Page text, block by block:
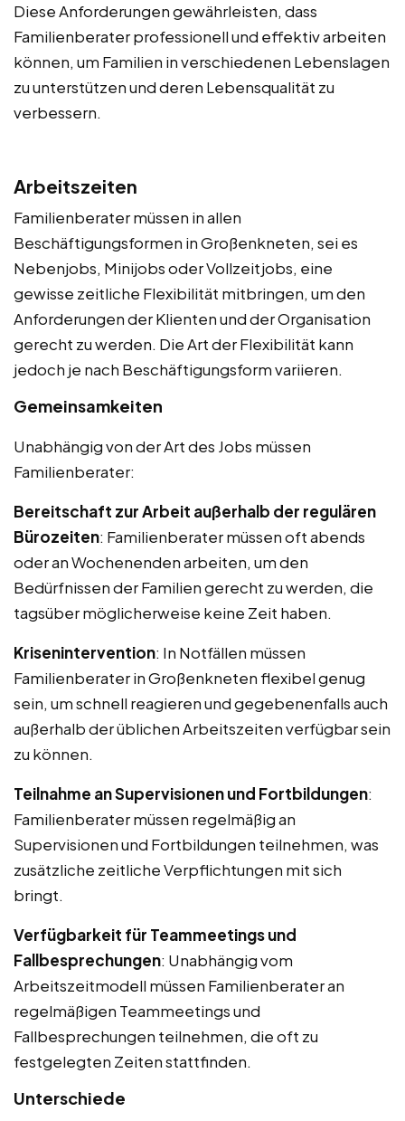
Diese Anforderungen gewährleisten, dass
Familienberater professionell und effektiv arbeiten
können, um Familien in verschiedenen Lebenslagen
zu unterstützen und deren Lebensqualität zu
verbessern.
Arbeitszeiten
Familienberater müssen in allen
Beschäftigungsformen in Großenkneten, sei es
Nebenjobs, Minijobs oder Vollzeitjobs, eine
gewisse zeitliche Flexibilität mitbringen, um den
Anforderungen der Klienten und der Organisation
gerecht zu werden. Die Art der Flexibilität kann
jedoch je nach Beschäftigungsform variieren.
Gemeinsamkeiten
Unabhängig von der Art des Jobs müssen
Familienberater:
Bereitschaft zur Arbeit außerhalb der regulären
Bürozeiten: Familienberater müssen oft abends
oder an Wochenenden arbeiten, um den
Bedürfnissen der Familien gerecht zu werden, die
tagsüber möglicherweise keine Zeit haben.
Krisenintervention: In Notfällen müssen
Familienberater in Großenkneten flexibel genug
sein, um schnell reagieren und gegebenenfalls auch
außerhalb der üblichen Arbeitszeiten verfügbar sein
zu können.
Teilnahme an Supervisionen und Fortbildungen:
Familienberater müssen regelmäßig an
Supervisionen und Fortbildungen teilnehmen, was
zusätzliche zeitliche Verpflichtungen mit sich
bringt.
Verfügbarkeit für Teammeetings und
Fallbesprechungen: Unabhängig vom
Arbeitszeitmodell müssen Familienberater an
regelmäßigen Teammeetings und
Fallbesprechungen teilnehmen, die oft zu
festgelegten Zeiten stattfinden.
Unterschiede